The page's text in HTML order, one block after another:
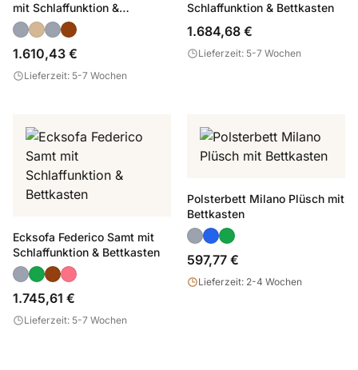
mit Schlaffunktion &
Bettkasten
1.610,43 €
Lieferzeit: 5-7 Wochen
Schlaffunktion & Bettkasten
1.684,68 €
Lieferzeit: 5-7 Wochen
Ecksofa Federico Samt mit
Schlaffunktion & Bettkasten
1.745,61 €
Lieferzeit: 5-7 Wochen
Polsterbett Milano Plüsch mit
Bettkasten
597,77 €
Lieferzeit: 2-4 Wochen